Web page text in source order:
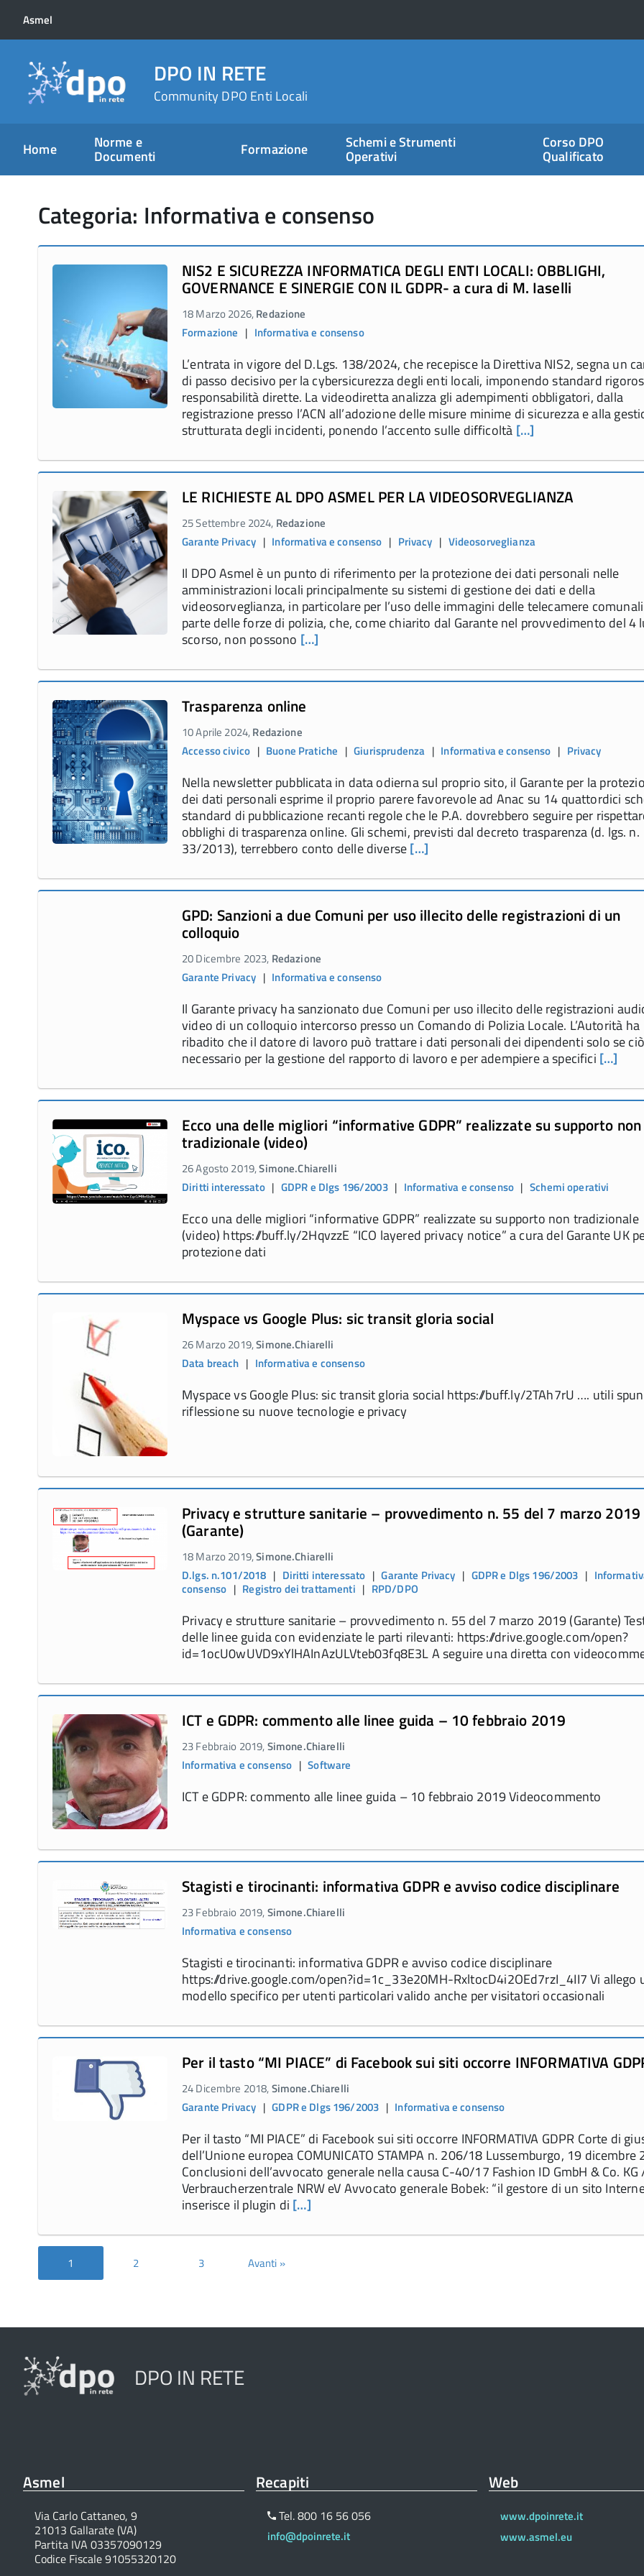
Asmel
DPO IN RETE
Community DPO Enti Locali
Home Norme e
Documenti Formazione Schemi e Strumenti
Operativi
Corso DPO
Qualificato
Categoria: Informativa e consenso
NIS2 E SICUREZZA INFORMATICA DEGLI ENTI LOCALI: OBBLIGHI,
GOVERNANCE E SINERGIE CON IL GDPR- a cura di M. Iaselli
18 Marzo 2026,Redazione
Formazione | Informativa e consenso
L’entrata in vigore del D.Lgs. 138/2024, che recepisce la Direttiva NIS2, segna un
di passo decisivo per la cybersicurezza degli enti locali, imponendo standard
responsabilità dirette. La videodiretta analizza gli adempimenti obbligatori, dalla
registrazione presso l’ACN all’adozione delle misure minime di sicurezza e alla
strutturata degli incidenti, ponendo l’accento sulle difficoltà […]
LE RICHIESTE AL DPO ASMEL PER LA VIDEOSORVEGLIANZA
25 Settembre 2024, Redazione
Garante Privacy | Informativa e consenso | Privacy | Videosorveglianza
Il DPO Asmel è un punto di riferimento per la protezione dei dati personali nelle
amministrazioni locali principalmente su sistemi di gestione dei dati e della
videosorveglianza, in particolare per l’uso delle immagini delle telecamere
parte delle forze di polizia, che, come chiarito dal Garante nel provvedimento del 4
scorso, non possono […]
Trasparenza online
10 Aprile 2024,Redazione
Accesso civico | Buone Pratiche |Giurisprudenza | Informativa e consenso | Privacy
Nella newsletter pubblicata in data odierna sul proprio sito, il Garante per la
dei dati personali esprime il proprio parere favorevole ad Anac su 14 quattordici
standard di pubblicazione recanti regole che le P.A. dovrebbero seguire per
obblighi di trasparenza online. Gli schemi, previsti dal decreto trasparenza (d. lgs. n.
33/2013), terrebbero conto delle diverse[…]
GPD: Sanzioni a due Comuni per uso illecito delle registrazioni di un
colloquio
20 Dicembre 2023, Redazione
Garante Privacy | Informativa e consenso
Il Garante privacy ha sanzionato due Comuni per uso illecito delle registrazioni
video di un colloquio intercorso presso un Comando di Polizia Locale. L’Autorità ha
ribadito che il datore di lavoro può trattare i dati personali dei dipendenti solo se
necessario per la gestione del rapporto di lavoro e per adempiere a specifici […]
Ecco una delle migliori “informative GDPR” realizzate su supporto non
tradizionale (video)
26 Agosto 2019,Simone.Chiarelli
Diritti interessato| GDPR e Dlgs 196/2003| Informativa e consenso |Schemi operativi
Ecco una delle migliori “informative GDPR” realizzate su supporto non tradizionale
(video) https://buff.ly/2HqvzzE “ICO layered privacy notice” a cura del Garante UK
protezione dati
Myspace vs Google Plus: sic transit gloria social
26 Marzo 2019,Simone.Chiarelli
Data breach | Informativa e consenso
Myspace vs Google Plus: sic transit gloria social https://buff.ly/2TAh7rU …. utili
riflessione su nuove tecnologie e privacy
Privacy e strutture sanitarie – provvedimento n. 55 del 7 marzo 2019
(Garante)
18 Marzo 2019,Simone.Chiarelli
D.lgs. n.101/2018 | Diritti interessato |Garante Privacy | GDPR e Dlgs 196/2003 |
consenso | Registro dei trattamenti | RPD/DPO
Privacy e strutture sanitarie – provvedimento n. 55 del 7 marzo 2019 (Garante)
delle linee guida con evidenziate le parti rilevanti: https://drive.google.com/open?
id=1ocU0wUVD9xYlHAInAzULVteb03fq8E3L A seguire una diretta con
ICT e GDPR: commento alle linee guida – 10 febbraio 2019
23 Febbraio 2019,Simone.Chiarelli
Informativa e consenso |Software
ICT e GDPR: commento alle linee guida – 10 febbraio 2019 Videocommento
Stagisti e tirocinanti: informativa GDPR e avviso codice disciplinare
23 Febbraio 2019,Simone.Chiarelli
Informativa e consenso
Stagisti e tirocinanti: informativa GDPR e avviso codice disciplinare
https://drive.google.com/open?id=1c_33e20MH-RxltocD4i2OEd7rzI_4II7 Vi allego
modello specifico per utenti particolari valido anche per visitatori occasionali
Per il tasto “MI PIACE” di Facebook sui siti occorre INFORMATIVA
24 Dicembre 2018,Simone.Chiarelli
Garante Privacy |GDPR e Dlgs 196/2003 | Informativa e consenso
Per il tasto “MI PIACE” di Facebook sui siti occorre INFORMATIVA GDPR Corte di
dell’Unione europea COMUNICATO STAMPA n. 206/18 Lussemburgo, 19 dicembre
Conclusioni dell’avvocato generale nella causa C-40/17 Fashion ID GmbH & Co. KG
Verbraucherzentrale NRW eV Avvocato generale Bobek: “il gestore di un sito
inserisce il plugin di […]
1 2 3 Avanti »
DPO IN RETE
Asmel
Via Carlo Cattaneo, 9
21013 Gallarate (VA)
Partita IVA 03357090129
Codice Fiscale 91055320120
Recapiti
Tel. 800 16 56 056
info@dpoinrete.it
Web
www.dpoinrete.it
www.asmel.eu